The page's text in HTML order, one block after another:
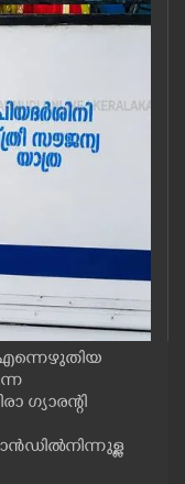
എന്നെഴുതിയ
ഗ്യാരന്റി
നിന്നുള്ള